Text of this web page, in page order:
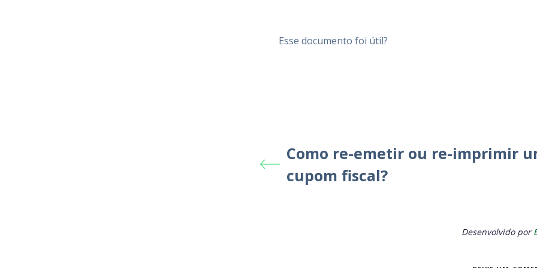
Esse documento foi útil?
Como re-emetir ou re-imprimir
cupom fiscal?
Desenvolvido por